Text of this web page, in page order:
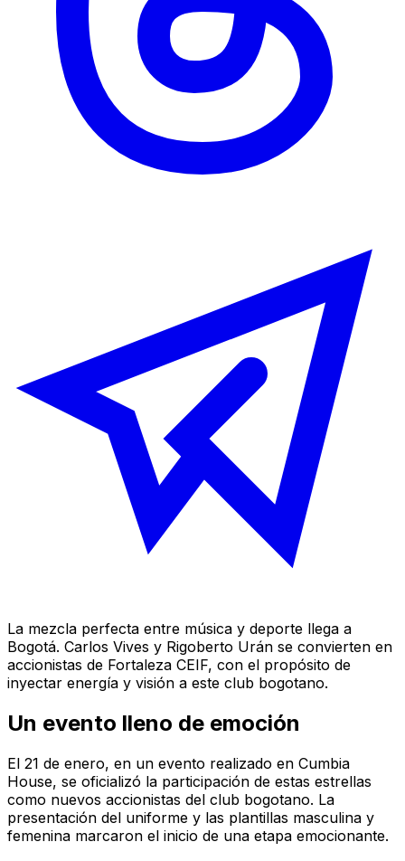
La mezcla perfecta entre música y deporte llega a
Bogotá. Carlos Vives y Rigoberto Urán se convierten en
accionistas de Fortaleza CEIF, con el propósito de
inyectar energía y visión a este club bogotano.
Un evento lleno de emoción
El 21 de enero, en un evento realizado en Cumbia
House, se oficializó la participación de estas estrellas
como nuevos accionistas del club bogotano. La
presentación del uniforme y las plantillas masculina y
femenina marcaron el inicio de una etapa emocionante.